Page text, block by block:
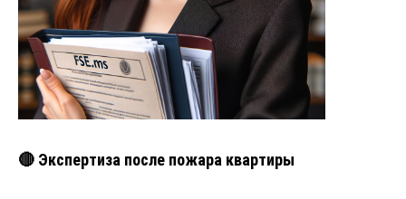
🔴 Экспертиза после пожара квартиры